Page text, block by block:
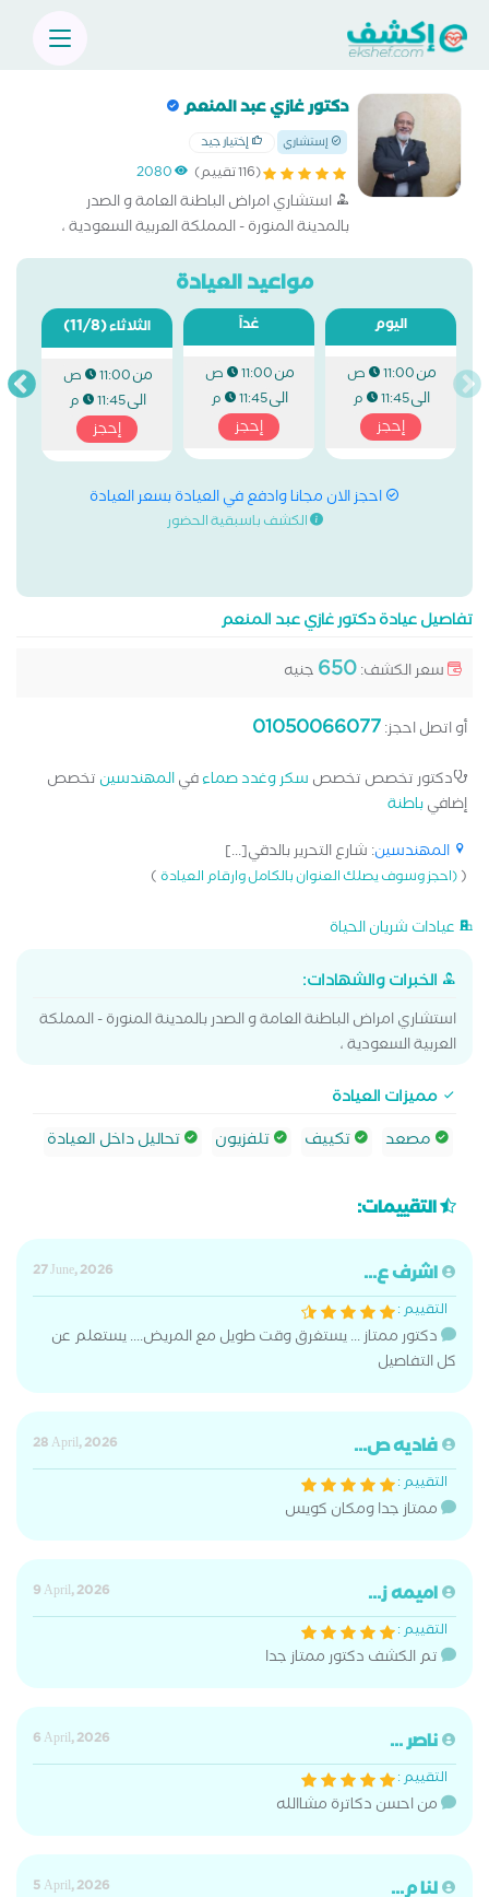
دكتور غازي عبد المنعم
إستشاري إختيار جيد
(116 تقييم) 2080
استشاري امراض الباطنة العامة و الصدر
بالمدينة المنورة - المملكة العربية السعودية ،
مواعيد العيادة
اليوم
من11:00 ص
الى11:45 م
إحجز
غداً
من11:00 ص
الى11:45 م
إحجز
الثلاثاء(11/8)
من11:00 ص
الى11:45 م
إحجز
احجز الان مجانا وادفع في العيادة بسعر العيادة
الكشف باسبقية الحضور
تفاصيل عيادة دكتور غازي عبد المنعم
سعر الكشف:650 جنيه
أو اتصل احجز:01050066077
دكتور تخصص تخصص سكر وغدد صماءفيالمهندسين تخصص
إضافيباطنة
المهندسين: شارع التحرير بالدقي[...]
((احجز وسوف يصلك العنوان بالكامل وارقام العيادة)
عيادات شريان الحياة
الخبرات والشهادات:
استشاري امراض الباطنة العامة و الصدر بالمدينة المنورة - المملكة
العربية السعودية ،
مميزات العيادة
مصعد
تكييف تلفزيون تحاليل داخل العيادة
التقييمات:
اشرف ع...
27 June, 2026
التقييم :
دكتور ممتاز ... يستغرق وقت طويل مع المريض.... يستعلم عن
كل التفاصيل
فاديه ص...
28 April, 2026
التقييم :
ممتاز جدا ومكان كويس
اميمه ز...
9 April, 2026
التقييم :
تم الكشف دكتور ممتاز جدا
ناصر ...
6 April, 2026
التقييم :
من احسن دكاترة مشاالله
5 April, 2026